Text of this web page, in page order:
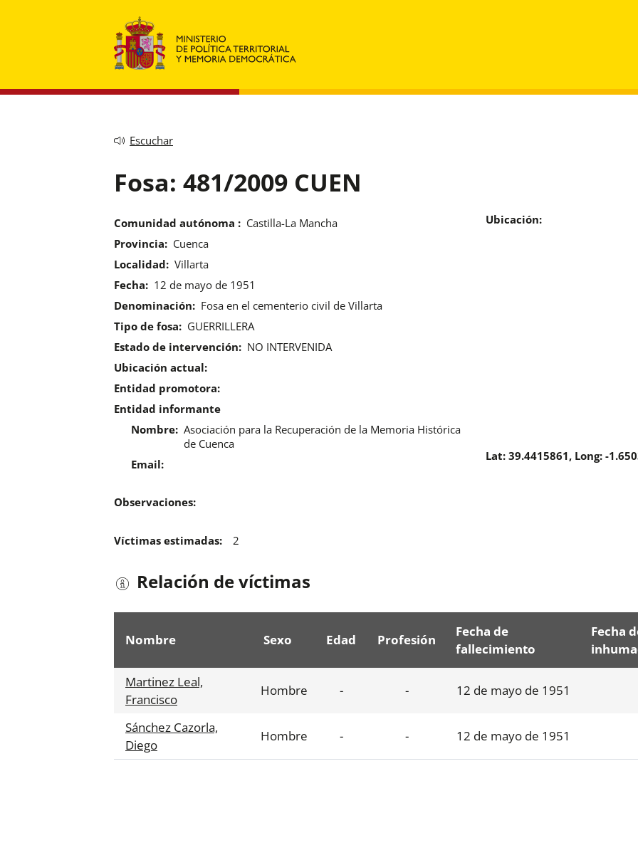
Escuchar
Fosa: 481/2009 CUEN
Comunidad autónoma : Castilla-La Mancha
Provincia: Cuenca
Localidad: Villarta
Fecha: 12 de mayo de 1951
Denominación: Fosa en el cementerio civil de Villarta
Tipo de fosa: GUERRILLERA
Estado de intervención: NO INTERVENIDA
Ubicación actual:
Entidad promotora:
Entidad informante
Nombre: Asociación para la Recuperación de la Memoria Histórica
de Cuenca
Email:
Ubicación:
Lat: 39.4415861, Long: -
Observaciones:
Víctimas estimadas: 2
Relación de víctimas
Nombre Sexo Edad Profesión
Fecha de
fallecimiento
Fecha
Martinez Leal,
Francisco
Hombre - - 12 de mayo de 1951
Sánchez Cazorla,
Diego
Hombre - - 12 de mayo de 1951